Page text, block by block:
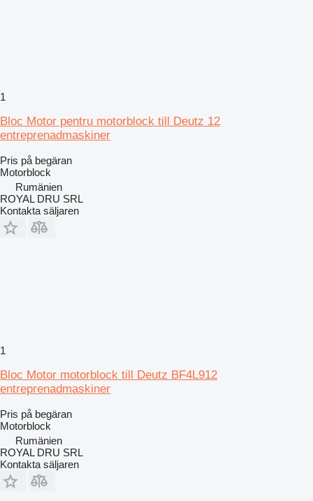
1
Bloc Motor pentru motorblock till Deutz 12
entreprenadmaskiner
Pris på begäran
Motorblock
Rumänien
ROYAL DRU SRL
Kontakta säljaren
1
Bloc Motor motorblock till Deutz BF4L912
entreprenadmaskiner
Pris på begäran
Motorblock
Rumänien
ROYAL DRU SRL
Kontakta säljaren